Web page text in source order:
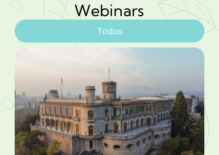
Webinars
Todos